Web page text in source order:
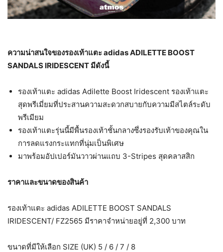
ความน่าสนใจของรองเท้าแตะadidas ADILETTE BOOST
SANDALS IRIDESCENT มีดังนี้
รองเท้าแตะ adidas Adilette Boost Iridescent รองเท้าแตะ
สุดพรีเมี่ยมที่ประสานความสะดวกสบายกับความมีสไตล์ระดับ
พรีเมียม
รองเท้าแตะรุ่นนี้มีพื้นรองเท้าชั้นกลางซึ่งรองรับเท้าของคุณใน
การลดแรงกระแทกที่นุ่มเป็นพิเศษ
มาพร้อมอัปเปอร์มันวาวผ่านแถบ 3-Stripes สุดคลาสสิก
ราคาและขนาดของสินค้า
รองเท้าแตะ adidas ADILETTE BOOST SANDALS
IRIDESCENT/ FZ2565 มีราคาจำหน่ายอยู่ที่ 2,300 บาท
ขนาดที่มีให้เลือก SIZE (UK) 5 / 6 / 7 / 8